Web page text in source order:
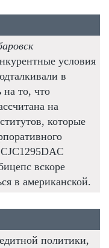
условия
в
на то, что
на
которые
вскоре
в американской.
политики,